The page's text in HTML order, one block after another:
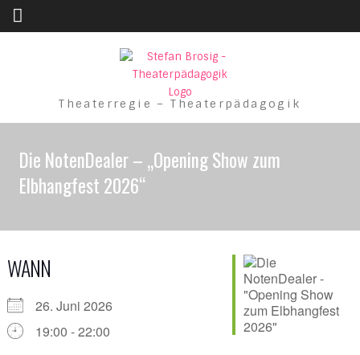
Skip to content
Theaterregie – Theaterpädagogik
Die NotenDealer – „Opening Show zum
Elbhangfest 2026“
WANN
26. Juni 2026
19:00 - 22:00